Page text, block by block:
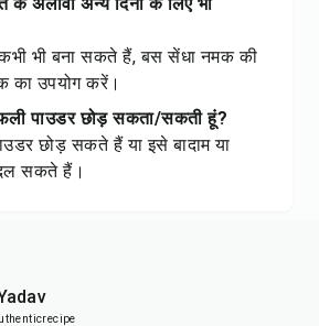
भी बना सकते हैं, बस सेंधा नमक की
का उपयोग करें।
पाउडर छोड़ सकता/सकती हूं?
छोड़ सकते हैं या इसे बादाम या
सकते हैं।